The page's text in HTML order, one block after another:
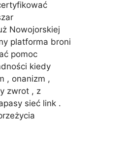
Nowojorskiej
platforma broni
pomoc
kiedy
, onanizm ,
zwrot , z
sieć link .